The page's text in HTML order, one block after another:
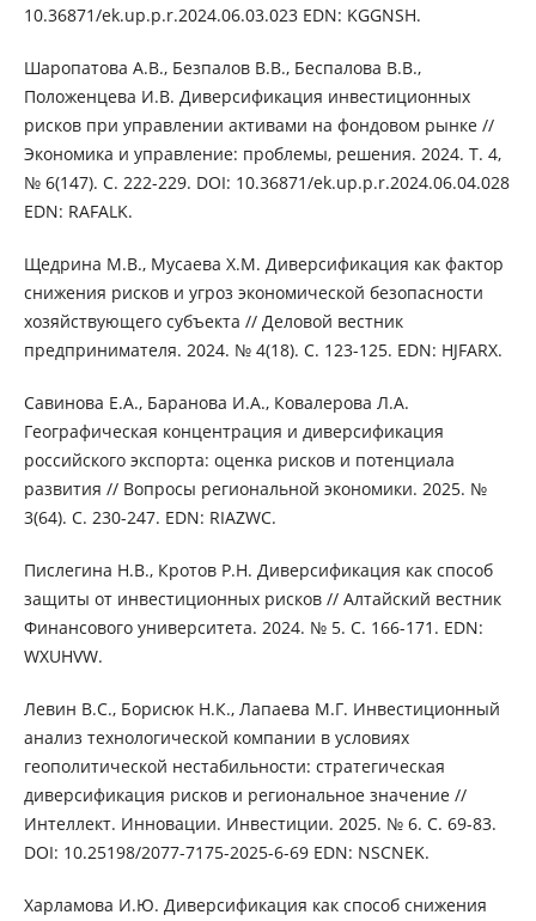
10.36871/ek.up.p.r.2024.06.03.023 EDN: KGGNSH.
Шаропатова А.В., Безпалов В.В., Беспалова В.В.,
Положенцева И.В. Диверсификация инвестиционных
рисков при управлении активами на фондовом рынке //
Экономика и управление: проблемы, решения. 2024. Т. 4,
№ 6(147). С. 222-229. DOI: 10.36871/ek.up.p.r.2024.06.04.028
EDN: RAFALK.
Щедрина М.В., Мусаева Х.М. Диверсификация как фактор
снижения рисков и угроз экономической безопасности
хозяйствующего субъекта // Деловой вестник
предпринимателя. 2024. № 4(18). С. 123-125. EDN: HJFARX.
Савинова Е.А., Баранова И.А., Ковалерова Л.А.
Географическая концентрация и диверсификация
российского экспорта: оценка рисков и потенциала
развития // Вопросы региональной экономики. 2025. №
3(64). С. 230-247. EDN: RIAZWC.
Пислегина Н.В., Кротов Р.Н. Диверсификация как способ
защиты от инвестиционных рисков // Алтайский вестник
Финансового университета. 2024. № 5. С. 166-171. EDN:
WXUHVW.
Левин В.С., Борисюк Н.К., Лапаева М.Г. Инвестиционный
анализ технологической компании в условиях
геополитической нестабильности: стратегическая
диверсификация рисков и региональное значение //
Интеллект. Инновации. Инвестиции. 2025. № 6. С. 69-83.
DOI: 10.25198/2077-7175-2025-6-69 EDN: NSCNEK.
Харламова И.Ю. Диверсификация как способ снижения